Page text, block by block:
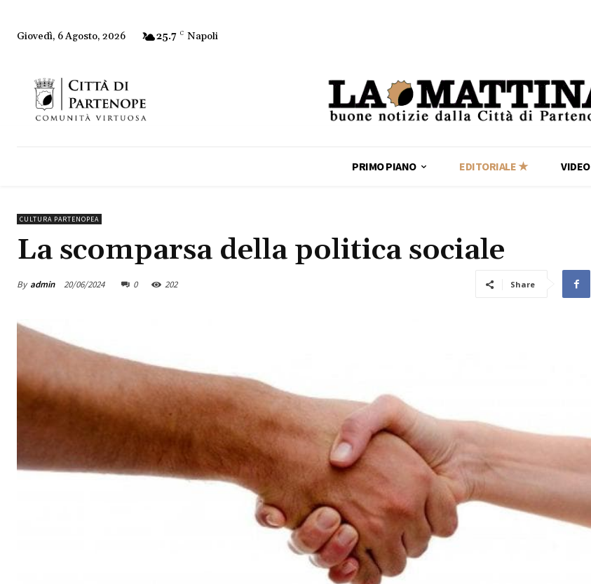
Giovedì, 6 Agosto, 2026 25.7 C Napoli
PRIMO PIANO EDITORIALE ★ VIDEO
CULTURA PARTENOPEA
La scomparsa della politica sociale
By admin 20/06/2024 0 202 Share